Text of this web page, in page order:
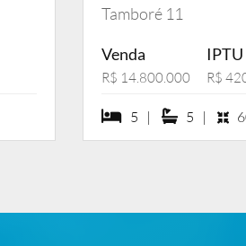
Tamboré 11
Venda
R$ 14.800.000 R$
5 dormiórios
5 | 5 suítes
5 |